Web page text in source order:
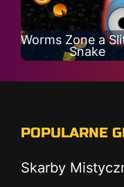
Worms Zone a
Snake
POPULARNE
Skarby